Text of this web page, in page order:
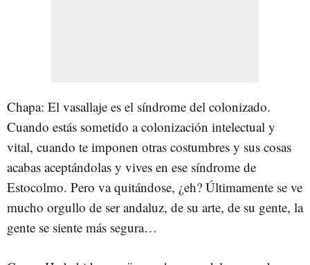
Chapa: El vasallaje es el síndrome del colonizado.
Cuando estás sometido a colonización intelectual y
vital, cuando te imponen otras costumbres y sus cosas
acabas aceptándolas y vives en ese síndrome de
Estocolmo. Pero va quitándose, ¿eh? Últimamente se ve
mucho orgullo de ser andaluz, de su arte, de su gente, la
gente se siente más segura…